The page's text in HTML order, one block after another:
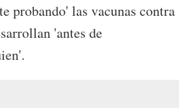
probando' las vacunas contra
'antes de